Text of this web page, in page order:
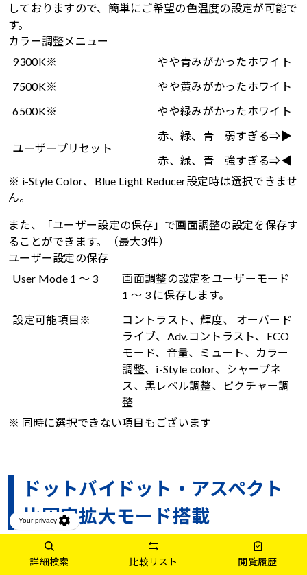
しておりますので、簡単にご希望の色温度の設定が可能で
す。
カラー調整メニュー
9300K※
やや青みがかったホワイト
7500K※
やや黄みがかったホワイト
6500K※
やや緑みがかったホワイト
ユーザープリセット
赤、緑、青 弱すぎる⇒▶
赤、緑、青 強すぎる⇒◀
※ i-Style Color、Blue Light Reducer設定時は選択できませ
ん。
また、「ユーザー設定の保存」で画面調整の設定を保存す
ることができます。（最大3件）
ユーザー設定の保存
User Mode 1 ～ 3
画面調整の設定をユーザーモード
1 ～ 3 に保存します。
設定可能項目※
コントラスト、輝度、 オーバード
ライブ、Adv.コントラスト、ECO
モード、音量、ミュート、カラー
調整、i-Style color、シャープネ
ス、黒レベル調整、ピクチャー調
整
※ 同時に選択できない項目もございます
ドットバイドット・アスペクト
比固定拡大モード搭載
詳細検索 比較リスト 閲覧履歴